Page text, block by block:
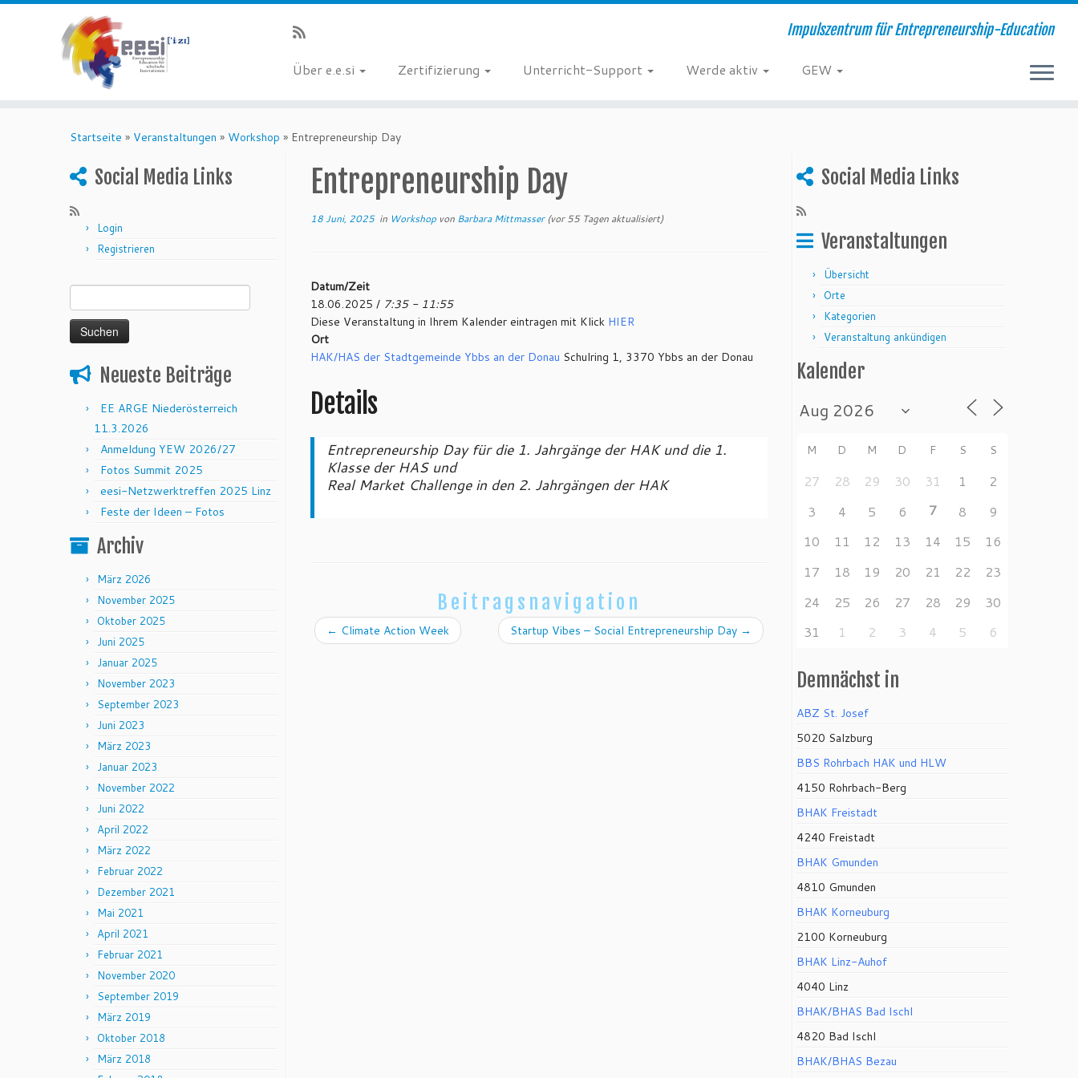
Impulszentrum für Entrepreneurship-Education
Über e.e.si Zertifizierung Unterricht-Support Werde aktiv GEW
Startseite » Veranstaltungen » Workshop » Entrepreneurship Day
Social Media Links
Login
Registrieren
Neueste Beiträge
EE ARGE Niederösterreich
11.3.2026
Anmeldung YEW 2026/27
Fotos Summit 2025
eesi-Netzwerktreffen 2025 Linz
Feste der Ideen – Fotos
Archiv
März 2026
November 2025
Oktober 2025
Juni 2025
Januar 2025
November 2023
September 2023
Juni 2023
März 2023
Januar 2023
November 2022
Juni 2022
April 2022
März 2022
Februar 2022
Dezember 2021
Mai 2021
April 2021
Februar 2021
November 2020
September 2019
März 2019
Oktober 2018
März 2018
Entrepreneurship Day
18 Juni, 2025in Workshop von Barbara Mittmasser(vor 55 Tagen aktualisiert)
Datum/Zeit
18.06.2025 / 7:35 - 11:55
Diese Veranstaltung in Ihrem Kalender eintragen mit Klick HIER
Ort
HAK/HAS der Stadtgemeinde Ybbs an der Donau Schulring 1, 3370 Ybbs an der Donau
Details
Entrepreneurship Day für die 1. Jahrgänge der HAK und die 1.
Klasse der HAS und
Real Market Challenge in den 2. Jahrgängen der HAK
Beitragsnavigation
← Climate Action Week Startup Vibes – Social Entrepreneurship Day →
Social Media Links
Veranstaltungen
Übersicht
Orte
Kategorien
Veranstaltung ankündigen
Kalender
M D M D F S S
27 28 29 30 31 1
2
3
4 5 6 7 8
9
10
11 12 13 14 15
16
17
18 19 20 21 22
23
24
25 26 27 28 29
30
31
1 2 3 4 5 6
Demnächst in
ABZ St. Josef
5020 Salzburg
BBS Rohrbach HAK und HLW
4150 Rohrbach-Berg
BHAK Freistadt
4240 Freistadt
BHAK Gmunden
4810 Gmunden
BHAK Korneuburg
2100 Korneuburg
BHAK Linz-Auhof
4040 Linz
BHAK/BHAS Bad Ischl
4820 Bad Ischl
BHAK/BHAS Bezau